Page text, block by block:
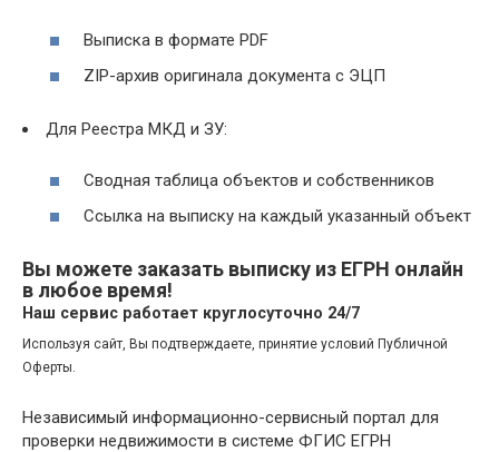
Выписка в формате PDF
ZIP-архив оригинала документа с ЭЦП
Для Реестра МКД и ЗУ:
Сводная таблица объектов и собственников
Ссылка на выписку на каждый указанный объект
Вы можете заказать выписку из ЕГРН онлайн
в любое время!
Наш сервис работает круглосуточно 24/7
Используя сайт, Вы подтверждаете, принятие условий Публичной
Оферты.
Независимый информационно-сервисный портал для
проверки недвижимости в системе ФГИС ЕГРН